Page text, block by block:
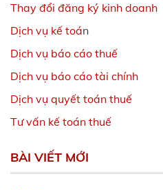
Thay đổi đăng ký kinh doanh
Dịch vụ kế toán
Dịch vụ báo cáo thuế
Dịch vụ báo cáo tài chính
Dịch vụ quyết toán thuế
Tư vấn kế toán thuế
BÀI VIẾT MỚI